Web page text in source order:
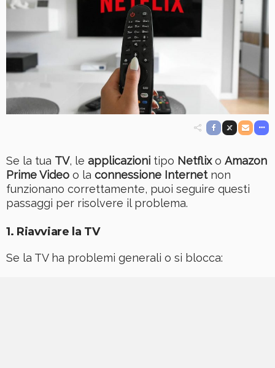
Se la tua TV, le applicazioni tipo Netflixo Amazon
Prime Video o la connessione Internetnon
funzionano correttamente, puoi seguire questi
passaggi per risolvere il problema.
1. Riavviare la TV
Se la TV ha problemi generali o si blocca: